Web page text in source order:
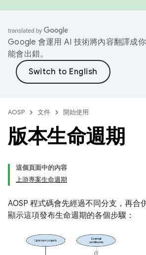
Google 會運用 AI 技術將內容翻譯成
能會出錯。
AOSP 文件 開始使用
版本生命週期
這個頁面中的內容
上游專案生命週期
AOSP 程式碼會先經過不同分支，再合
顯示這項發布生命週期的各個步驟：